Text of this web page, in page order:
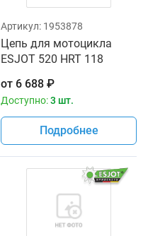
Артикул: 1953878
Цепь для мотоцикла
ESJOT 520 HRT 118
от 6 688 ₽
Доступно:3 шт.
Подробнее